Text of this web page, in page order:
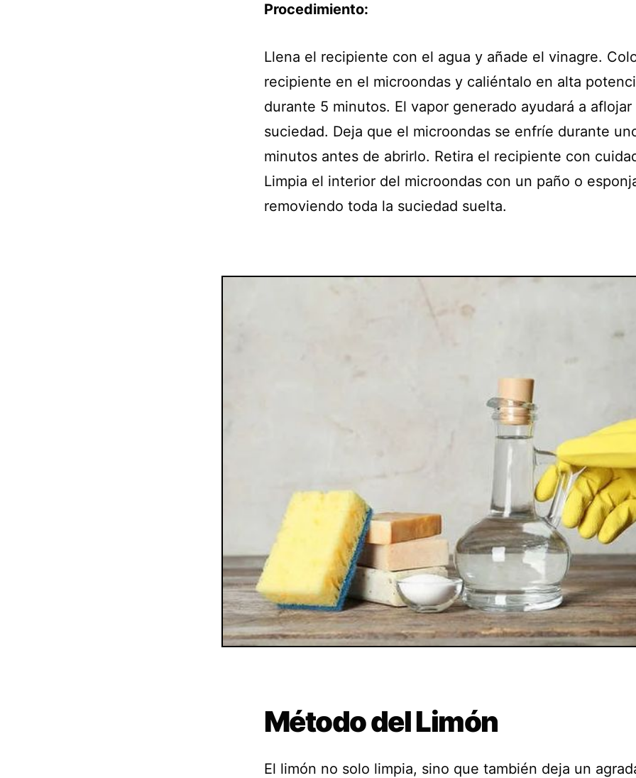
Procedimiento:
Llena el recipiente con el agua y añade el vinagre.
recipiente en el microondas y caliéntalo en alta
durante 5 minutos. El vapor generado ayudará a aflojar
suciedad. Deja que el microondas se enfríe durante
minutos antes de abrirlo. Retira el recipiente con
Limpia el interior del microondas con un paño o
removiendo toda la suciedad suelta.
Método del Limón
El limón no solo limpia, sino que también deja un